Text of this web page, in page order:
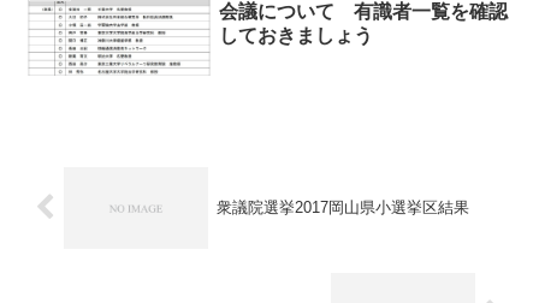
会議について 有識者一覧を確認
しておきましょう
衆議院選挙2017岡山県小選挙区結果